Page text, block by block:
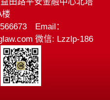
楼
Email：
微信: Lzzlp-186